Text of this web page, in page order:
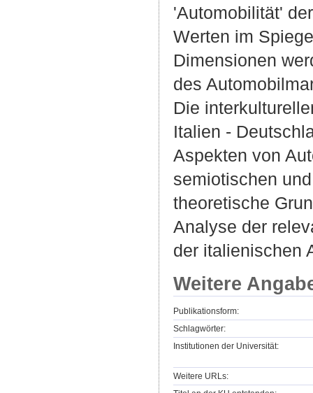
'Automobilität'
Werten im
Dimensionen
des
Die
Italien -
Aspekten von
semiotischen
theoretische
Analyse der
der italienischen
Weitere
Publikationsform:
Schlagwörter:
Institutionen der Universität:
Weitere URLs: